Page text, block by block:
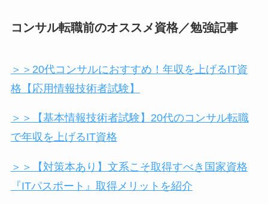
コンサル転職前のオススメ資格／勉強記事
＞＞20代コンサルにおすすめ！年収を上げるIT資
格【応用情報技術者試験】
＞＞【基本情報技術者試験】20代のコンサル転職
で年収を上げるIT資格
＞＞【対策本あり】文系こそ取得すべき国家資格
『ITパスポート』取得メリットを紹介